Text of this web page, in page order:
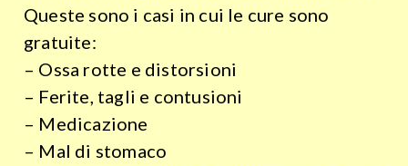
Queste sono i casi in cui le cure sono
gratuite:
– Ossa rotte e distorsioni
– Ferite, tagli e contusioni
– Medicazione
– Mal di stomaco